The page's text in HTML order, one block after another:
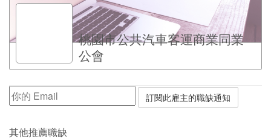
桃園市公共汽車客運商業同業
公會
其他推薦職缺